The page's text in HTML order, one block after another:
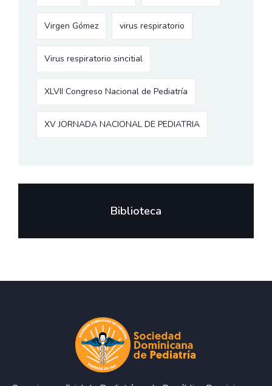
Virgen Gómez virus respiratorio
Virus respiratorio sincitial
XLVII Congreso Nacional de Pediatría
XV JORNADA NACIONAL DE PEDIATRIA
Biblioteca